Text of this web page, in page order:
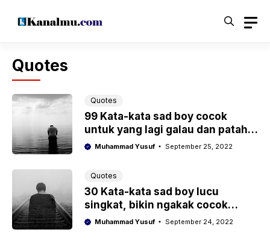
Quotes
Quotes
99 Kata-kata sad boy cocok
untuk yang lagi galau dan patah
hatiMuhammad Yusuf September 25, 2022
Quotes
30 Kata-kata sad boy lucu
singkat, bikin ngakak cocok
untuk medsos
Muhammad Yusuf September 24, 2022